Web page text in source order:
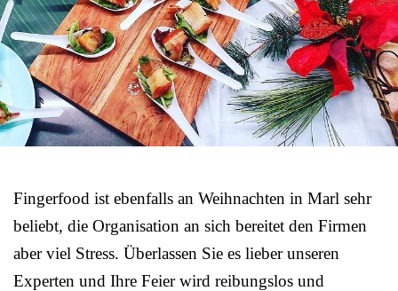
Fingerfood ist ebenfalls an Weihnachten in Marl sehr
beliebt, die Organisation an sich bereitet den Firmen
aber viel Stress. Überlassen Sie es lieber unseren
Experten und Ihre Feier wird reibungslos und